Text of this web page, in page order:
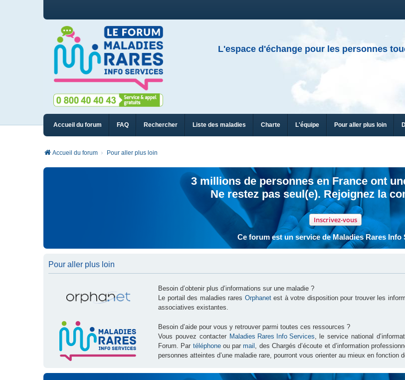
L'espace d'échange pour les personnes
Accueil du forum FAQ Rechercher Liste des maladies Charte L'équipe Pour aller plus loin
Accueil du forum Pour aller plus loin
3 millions de personnes en France ont
Ne restez pas seul(e). Rejoignez la
Inscrivez-vous
Ce forum est un service de Maladies Rares Info
Pour aller plus loin
Besoin d’obtenir plus d’informations sur une maladie ?
Le portail des maladies rares Orphanetest à votre disposition pour trouver les
associatives existantes.
Besoin d’aide pour vous y retrouver parmi toutes ces ressources ?
Vous pouvez contacter Maladies Rares Info Services, le service national
Forum. Par téléphoneou parmail , des Chargés d’écoute et d’information
personnes atteintes d’une maladie rare, pourront vous orienter au mieux en